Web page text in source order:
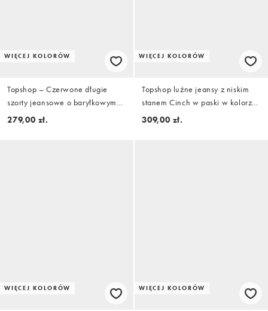
WIĘCEJ KOLORÓW
Topshop – Czerwone długie
szorty jeansowe o baryłkowym
kroju w paski
279,00 zł.
WIĘCEJ KOLORÓW
Topshop luźne jeansy z niskim
stanem Cinch w paski w kolorze
tytoniowym i kobaltowym
309,00 zł.
WIĘCEJ KOLORÓW WIĘCEJ KOLORÓW